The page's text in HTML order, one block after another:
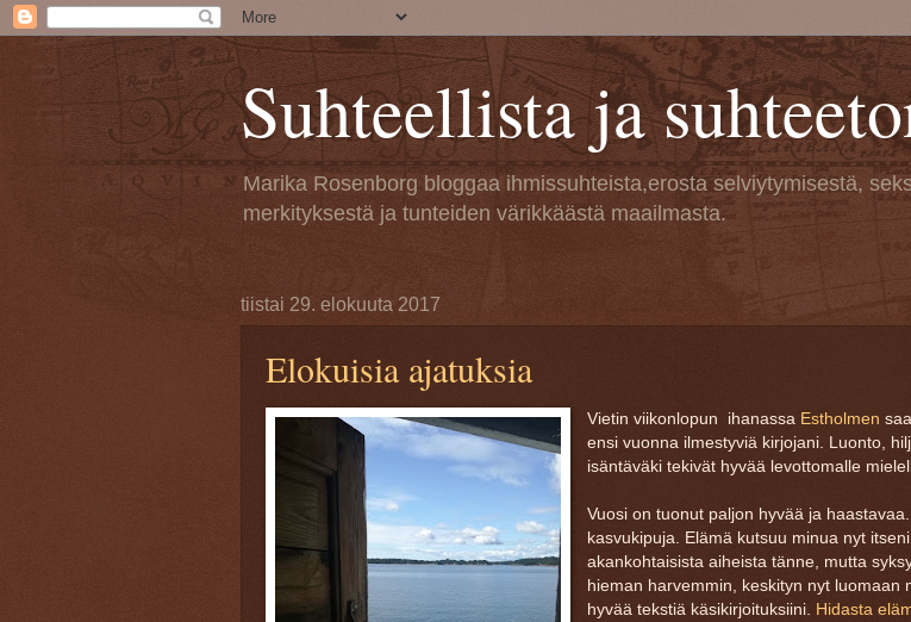
Suhteellista ja
Marika Rosenborg bloggaa ihmissuhteista,erosta selviytymisestä,
merkityksestä ja tunteiden värikkäästä maailmasta.
tiistai 29. elokuuta 2017
Elokuisia ajatuksia
Vietin viikonlopun ihanassa Estholmen
ensi vuonna ilmestyviä kirjojani. Luonto,
isäntäväki tekivät hyvää levottomalle
Vuosi on tuonut paljon hyvää ja
kasvukipuja. Elämä kutsuu minua nyt
akankohtaisista aiheista tänne, mutta
hieman harvemmin, keskityn nyt luomaan
hyvää tekstiä käsikirjoituksiini.
Hidasta